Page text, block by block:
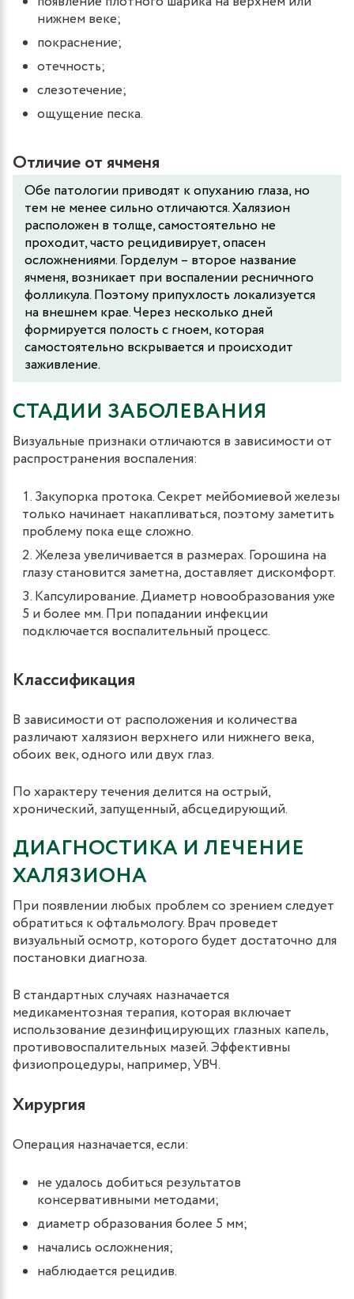
нижнем веке;
покраснение;
отечность;
слезотечение;
ощущение песка.
Отличие от ячменя
Обе патологии приводят к опуханию глаза, но
тем не менее сильно отличаются. Халязион
расположен в толще, самостоятельно не
проходит, часто рецидивирует, опасен
осложнениями. Горделум – второе название
ячменя, возникает при воспалении ресничного
фолликула. Поэтому припухлость локализуется
на внешнем крае. Через несколько дней
формируется полость с гноем, которая
самостоятельно вскрывается и происходит
заживление.
СТАДИИ ЗАБОЛЕВАНИЯ
Визуальные признаки отличаются в зависимости от
распространения воспаления:
Закупорка протока. Секрет мейбомиевой железы
только начинает накапливаться, поэтому заметить
проблему пока еще сложно.
Железа увеличивается в размерах. Горошина на
глазу становится заметна, доставляет дискомфорт.
Капсулирование. Диаметр новообразования уже
5 и более мм. При попадании инфекции
подключается воспалительный процесс.
Классификация
В зависимости от расположения и количества
различают халязион верхнего или нижнего века,
обоих век, одного или двух глаз.
По характеру течения делится на острый,
хронический, запущенный, абсцедирующий.
ДИАГНОСТИКА И ЛЕЧЕНИЕ
ХАЛЯЗИОНА
При появлении любых проблем со зрением следует
обратиться к офтальмологу. Врач проведет
визуальный осмотр, которого будет достаточно для
постановки диагноза.
В стандартных случаях назначается
медикаментозная терапия, которая включает
использование дезинфицирующих глазных капель,
противовоспалительных мазей. Эффективны
физиопроцедуры, например, УВЧ.
Хирургия
Операция назначается, если:
не удалось добиться результатов
консервативными методами;
диаметр образования более 5 мм;
начались осложнения;
наблюдается рецидив.